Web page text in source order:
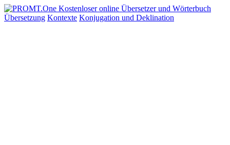
Übersetzung Kontexte Konjugation und Deklination